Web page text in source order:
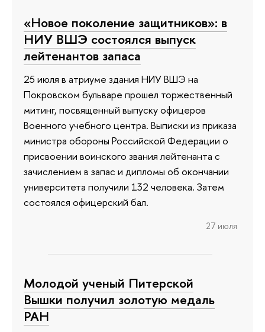
«Новое поколение защитников»: в
НИУ ВШЭ состоялся выпуск
лейтенантов запаса
25 июля в атриуме здания НИУ ВШЭ на
Покровском бульваре прошел торжественный
митинг, посвященный выпуску офицеров
Военного учебного центра. Выписки из приказа
министра обороны Российской Федерации о
присвоении воинского звания лейтенанта с
зачислением в запас и дипломы об окончании
университета получили 132 человека. Затем
состоялся офицерский бал.
27 июля
Молодой ученый Питерской
Вышки получил золотую медаль
РАН